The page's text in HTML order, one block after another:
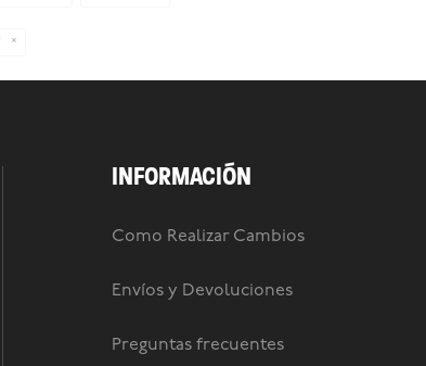
INFORMACIÓN
Como Realizar Cambios
Envíos y Devoluciones
Preguntas frecuentes